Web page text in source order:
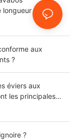
longueur
aux
?
éviers aux
les principales
?